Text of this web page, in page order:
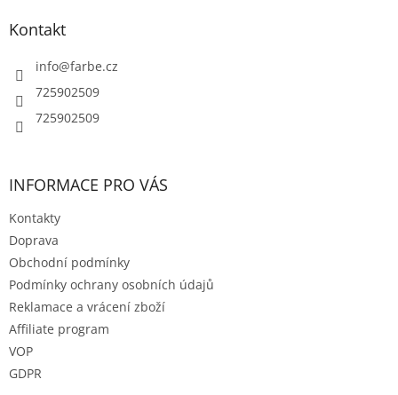
Kontakt
info@farbe.cz
725902509
725902509
INFORMACE PRO VÁS
Kontakty
Doprava
Obchodní podmínky
Podmínky ochrany osobních údajů
Reklamace a vrácení zboží
Affiliate program
VOP
GDPR